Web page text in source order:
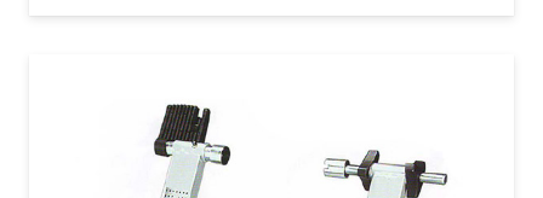
precioprecio